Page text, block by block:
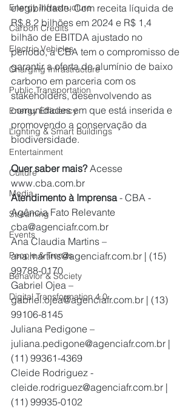
Energy Infrastructure
Carbon Credits
Electric Vehicles
Charging Infrastructure
Public Transportation
Energy Efficiency
Lighting & Smart Buildings
Entertainment
Culture
Media
Streaming
Events
People & Trends
Behavior & Society
Digital Transformation 4.0
elegibilidade. Com receita líquida de
R$ 8,2 bilhões em 2024 e R$ 1,4
bilhão de EBITDA ajustado no
período, a CBA tem o compromisso de
garantir a oferta de alumínio de baixo
carbono em parceria com os
stakeholders, desenvolvendo as
comunidades em que está inserida e
promovendo a conservação da
biodiversidade.
Quer saber mais? Acesse
www.cba.com.br
Atendimento à Imprensa - CBA -
Agência Fato Relevante
cba@agenciafr.com.br
Ana Claudia Martins –
ana.martins@agenciafr.com.br | (15)
99788-0170
Gabriel Ojea –
gabriel.ojea@agenciafr.com.br | (13)
99106-8145
Juliana Pedigone –
juliana.pedigone@agenciafr.com.br |
(11) 99361-4369
Cleide Rodriguez -
cleide.rodriguez@agenciafr.com.br |
(11) 99935-0102